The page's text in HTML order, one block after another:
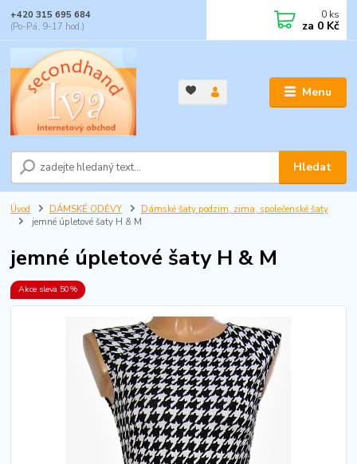
Menu
Hledat
+420 315 695 684
(Po-Pá, 9-17 hod.)
0 ks
za 0 Kč
Úvod DÁMSKÉ ODĚVY
Dámské šaty podzim, zima, společenské šaty
jemné úpletové šaty H & M
jemné úpletové šaty H & M
Akce sleva 50%